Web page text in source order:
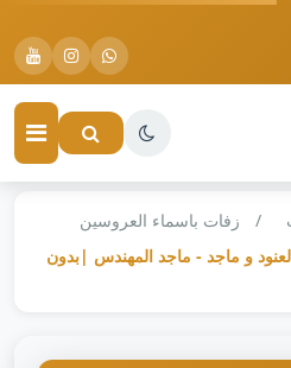
زفات باسماء العروسين
و ماجد - ماجد المهندس |بدون